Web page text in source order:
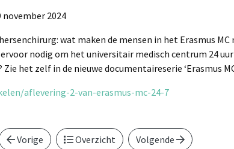
november 2024
wat maken de mensen in het Erasmus MC
nodig om het universitair medisch centrum 24 uur
het zelf in de nieuwe documentaireserie ‘Erasmus
aflevering-2-van-erasmus-mc-24-7
Vorige Overzicht Volgende